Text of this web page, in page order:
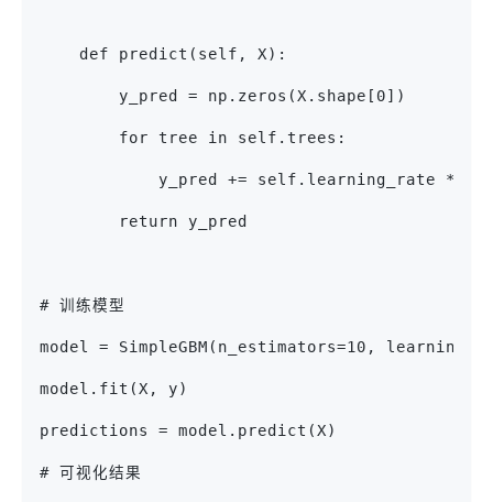
    def predict(self, X):
        y_pred = np.zeros(X.shape[0])
        for tree in self.trees:
y_pred += self.learning_rate *
        return y_pred
# 训练模型
model = SimpleGBM(n_estimators=10,
model.fit(X, y)
predictions = model.predict(X)
# 可视化结果